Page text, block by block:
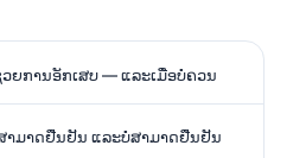
ວຍການອັກເສບ — ແລະເມື່ອບໍ່ຄວນ
າມາດຢືນຢັນ ແລະບໍ່ສາມາດຢືນຢັນ